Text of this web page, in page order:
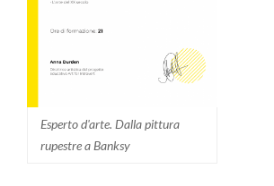
Esperto d'arte. Dalla pittura
rupestre a Banksy